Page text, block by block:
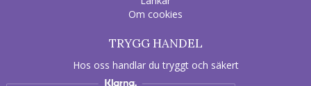
Om cookies
TRYGG HANDEL
Hos oss handlar du tryggt och säkert